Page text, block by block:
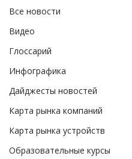
Все новости
Видео
Глоссарий
Инфографика
Дайджесты новостей
Карта рынка компаний
Карта рынка устройств
Образовательные курсы